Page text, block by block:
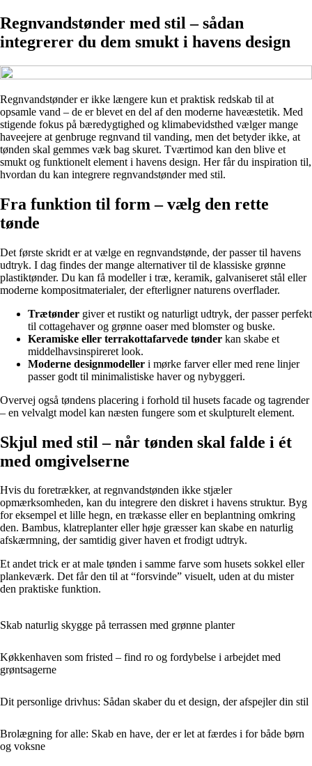
Regnvandstønder med stil – sådan
integrerer du dem smukt i havens design
Regnvandstønder er ikke længere kun et praktisk redskab til at
opsamle vand – de er blevet en del af den moderne haveæstetik. Med
stigende fokus på bæredygtighed og klimabevidsthed vælger mange
haveejere at genbruge regnvand til vanding, men det betyder ikke, at
tønden skal gemmes væk bag skuret. Tværtimod kan den blive et
smukt og funktionelt element i havens design. Her får du inspiration til,
hvordan du kan integrere regnvandstønder med stil.
Fra funktion til form – vælg den rette
tønde
Det første skridt er at vælge en regnvandstønde, der passer til havens
udtryk. I dag findes der mange alternativer til de klassiske grønne
plastiktønder. Du kan få modeller i træ, keramik, galvaniseret stål eller
moderne kompositmaterialer, der efterligner naturens overflader.
Trætønder giver et rustikt og naturligt udtryk, der passer perfekt
til cottagehaver og grønne oaser med blomster og buske.
Keramiske eller terrakottafarvede tønder kan skabe et
middelhavsinspireret look.
Moderne designmodeller i mørke farver eller med rene linjer
passer godt til minimalistiske haver og nybyggeri.
Overvej også tøndens placering i forhold til husets facade og tagrender
– en velvalgt model kan næsten fungere som et skulpturelt element.
Skjul med stil – når tønden skal falde i ét
med omgivelserne
Hvis du foretrækker, at regnvandstønden ikke stjæler
opmærksomheden, kan du integrere den diskret i havens struktur. Byg
for eksempel et lille hegn, en trækasse eller en beplantning omkring
den. Bambus, klatreplanter eller høje græsser kan skabe en naturlig
afskærmning, der samtidig giver haven et frodigt udtryk.
Et andet trick er at male tønden i samme farve som husets sokkel eller
plankeværk. Det får den til at “forsvinde” visuelt, uden at du mister
den praktiske funktion.
Skab naturlig skygge på terrassen med grønne planter
Køkkenhaven som fristed – find ro og fordybelse i arbejdet med
grøntsagerne
Dit personlige drivhus: Sådan skaber du et design, der afspejler din stil
Brolægning for alle: Skab en have, der er let at færdes i for både børn
og voksne